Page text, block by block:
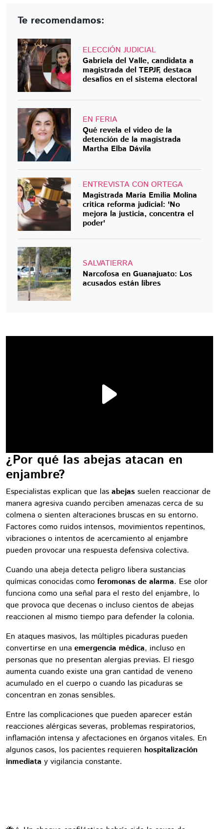
Te recomendamos:
ELECCIÓN JUDICIAL
Gabriela del Valle, candidata a
magistrada del TEPJF, destaca
desafíos en el sistema electoral
EN FERIA
Qué revela el video de la
detención de la magistrada
Martha Elba Dávila
ENTREVISTA CON ORTEGA
Magistrada María Emilia Molina
critica reforma judicial: 'No
mejora la justicia, concentra el
poder'
SALVATIERRA
Narcofosa en Guanajuato: Los
acusados están libres
¿Por qué las abejas atacan en
enjambre?
Especialistas explican que las abejas suelen reaccionar de
manera agresiva cuando perciben amenazas cerca de su
colmena o sienten alteraciones bruscas en su entorno.
Factores como ruidos intensos, movimientos repentinos,
vibraciones o intentos de acercamiento al enjambre
pueden provocar una respuesta defensiva colectiva.
Cuando una abeja detecta peligro libera sustancias
químicas conocidas como feromonas de alarma. Ese olor
funciona como una señal para el resto del enjambre, lo
que provoca que decenas o incluso cientos de abejas
reaccionen al mismo tiempo para defender la colonia.
En ataques masivos, las múltiples picaduras pueden
convertirse en una emergencia médica, incluso en
personas que no presentan alergias previas. El riesgo
aumenta cuando existe una gran cantidad de veneno
acumulado en el cuerpo o cuando las picaduras se
concentran en zonas sensibles.
Entre las complicaciones que pueden aparecer están
reacciones alérgicas severas, problemas respiratorios,
inflamación intensa y afectaciones en órganos vitales. En
algunos casos, los pacientes requieren hospitalización
inmediata y vigilancia constante.